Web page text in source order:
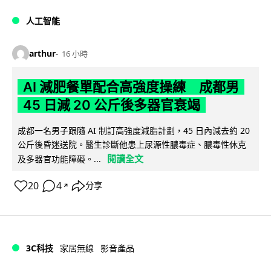
人工智能
arthur 16 小時
AI 減肥餐單配合高強度操練 成都男
45 日減 20 公斤後多器官衰竭
成都一名男子跟隨 AI 制訂高強度減脂計劃，45 日內減去約 20
公斤後昏迷送院。醫生診斷他患上尿源性膿毒症、膿毒性休克
及多器官功能障礙。...
閱讀全文
20 4 ↗ 分享
3C科技 家居無線 影音產品